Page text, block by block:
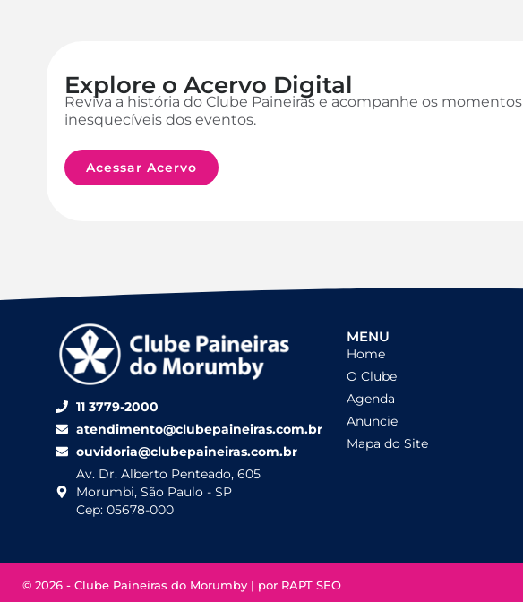
Explore o Acervo Digital
Reviva a história do Clube Paineiras e acompanhe os momentos
inesquecíveis dos eventos.
Acessar Acervo
11 3779-2000
atendimento@clubepaineiras.com.br
ouvidoria@clubepaineiras.com.br
Av. Dr. Alberto Penteado, 605
Morumbi, São Paulo - SP
Cep: 05678-000
MENU
Home
O Clube
Agenda
Anuncie
Mapa do Site
© 2026 - Clube Paineiras do Morumby | por RAPT SEO